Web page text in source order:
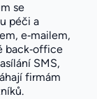
se
péči a
e‑mailem,
back‑office
SMS,
firmám